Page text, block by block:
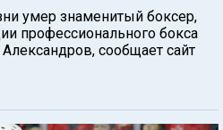
умер знаменитый боксер,
профессионального бокса
сообщает сайт